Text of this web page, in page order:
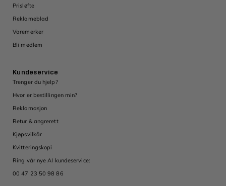
Prisløfte
Reklameblad
Varemerker
Bli medlem
Kundeservice
Trenger du hjelp?
Hvor er bestillingen min?
Reklamasjon
Retur & angrerett
Kjøpsvilkår
Kvitteringskopi
Ring vår nye AI kundeservice:
00 47 23 50 98 86